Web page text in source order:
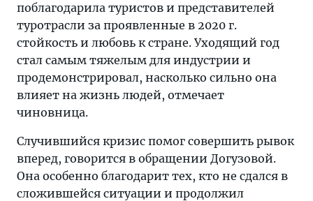
поблагодарила туристов и представителей
туротрасли за проявленные в 2020 г.
стойкость и любовь к стране. Уходящий год
стал самым тяжелым для индустрии и
продемонстрировал, насколько сильно она
влияет на жизнь людей, отмечает
чиновница.
Случившийся кризис помог совершить рывок
вперед, говорится в обращении Догузовой.
Она особенно благодарит тех, кто не сдался в
сложившейся ситуации и продолжил